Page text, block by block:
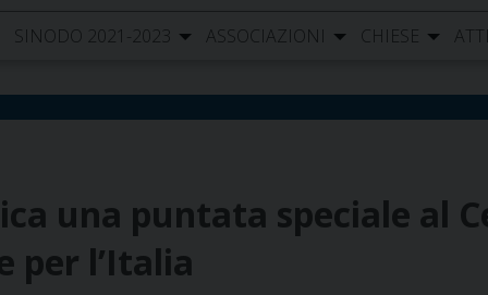
SINODO 2021-2023 ASSOCIAZIONI CHIESE
una puntata speciale al
per l’Italia